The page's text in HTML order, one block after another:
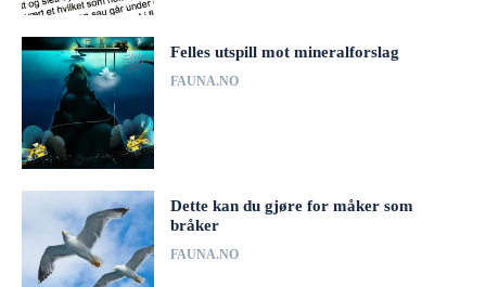
Felles utspill mot mineralforslag
FAUNA.NO
Dette kan du gjøre for måker som
bråker
FAUNA.NO